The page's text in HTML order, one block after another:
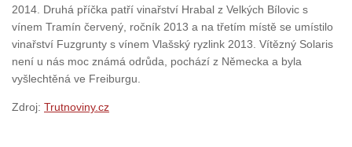
2014. Druhá příčka patří vinařství Hrabal z Velkých Bílovic s
vínem Tramín červený, ročník 2013 a na třetím místě se umístilo
vinařství Fuzgrunty s vínem Vlašský ryzlink 2013. Vítězný Solaris
není u nás moc známá odrůda, pochází z Německa a byla
vyšlechtěná ve Freiburgu.
Zdroj: Trutnoviny.cz